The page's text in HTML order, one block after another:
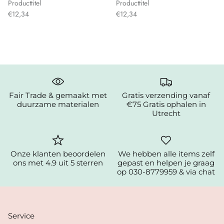
Producttitel
€12,34
Producttitel
€12,34
Fair Trade & gemaakt met
duurzame materialen
Gratis verzending vanaf
€75 Gratis ophalen in
Utrecht
Onze klanten beoordelen
ons met 4.9 uit 5 sterren
We hebben alle items zelf
gepast en helpen je graag
op 030-8779959 & via chat
Service